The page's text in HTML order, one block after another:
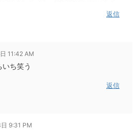
返信
11:42 AM
ち笑う
返信
9:31 PM